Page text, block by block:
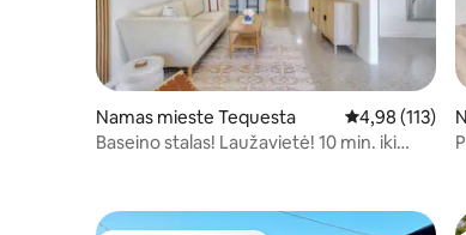
Namas mieste Tequesta Vidutinis
4,98 (113)
Baseino stalas! Laužavietė! 10 min. iki